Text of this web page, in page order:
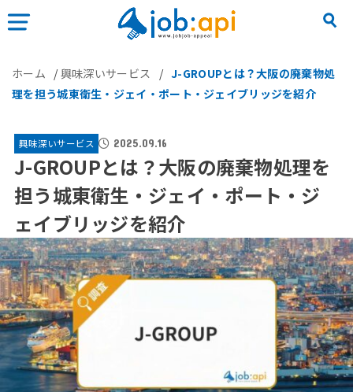
ホーム /興味深いサービス / J-GROUPとは？大阪の廃棄物処
理を担う城東衛生・ジェイ・ポート・ジェイブリッジを紹介
興味深いサービス 2025.09.16
J-GROUPとは？大阪の廃棄物処理を
担う城東衛生・ジェイ・ポート・ジ
ェイブリッジを紹介